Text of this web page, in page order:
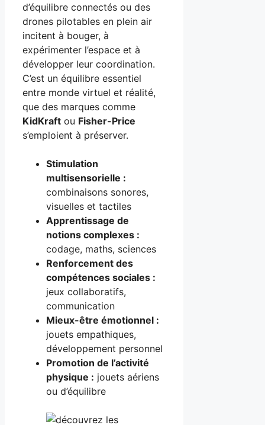
d’équilibre connectés ou des
drones pilotables en plein air
incitent à bouger, à
expérimenter l’espace et à
développer leur coordination.
C’est un équilibre essentiel
entre monde virtuel et réalité,
que des marques comme
KidKraft ou Fisher-Price
s’emploient à préserver.
Stimulation
multisensorielle :
combinaisons sonores,
visuelles et tactiles
Apprentissage de
notions complexes :
codage, maths, sciences
Renforcement des
compétences sociales :
jeux collaboratifs,
communication
Mieux-être émotionnel :
jouets empathiques,
développement personnel
Promotion de l’activité
physique : jouets aériens
ou d’équilibre